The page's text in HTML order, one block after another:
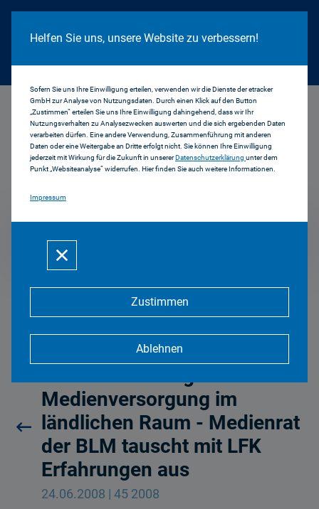
Cookie Hinweis
Helfen Sie uns, unsere Website zu verbessern!
Sofern Sie uns Ihre Einwilligung erteilen, verwenden wir die Dienste der etracker
GmbH zur Analyse von Nutzungsdaten. Durch einen Klick auf den Button
„Zustimmen“ erteilen Sie uns Ihre Einwilligung dahingehend, dass wir Ihr
Nutzungsverhalten zu Analysezwecken auswerten und die sich ergebenden Daten
verarbeiten dürfen. Eine andere Verwendung, Zusammenführung mit anderen
Daten oder eine Weitergabe an Dritte erfolgt nicht. Sie können Ihre Einwilligung
jederzeit mit Wirkung für die Zukunft in unsererDatenschutzerklärung unter dem
Punkt „Websiteanalyse“ widerrufen. Hier finden Sie auch weitere Informationen.
Impressum
Zustimmen
Ablehnen
2008
Pressemitteilungen
Medienversorgung im
ländlichen Raum - Medienrat
der BLM tauscht mit LFK
Erfahrungen aus
24.06.2008 | 45 2008